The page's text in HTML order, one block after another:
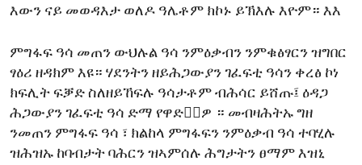
እውን ናይ መወዳእታ ወለዶ ዓሌቶም ክኮኑ ይኽእሉ እዮም። እእ
ምግፋፍ ዓሳ መጠን ውህሉል ዓሳ ንምዕቃብን ንምቁፅፃርን ዝግበር
ፃዕሪ ዘዳክም እዩ። ሃደንትን ዘይሕጋውያን ገፈፍቲ ዓሳን ቀረፅ ኮነ
ክፍሊት ፍቓድ ስለዘይኸፍሉ ዓሳታቶም ብሕሳር ይሸጡ፤ ዕዳጋ
ሕጋውያን ገፈፍቲ ዓሳ ድማ የዋድቅ፟ዎ ። መብዛሕትኡ ግዘ
ንመጠን ምግፋፍ ዓሳ ፣ ክልከላ ምግፋፍን ንምዕቃብ ዓሳ ተባሂሉ
ዝሕዝኡ ከባብታት ባሕርን ዝኣምሰሉ ሕግታትን ፀማም እዝኒ